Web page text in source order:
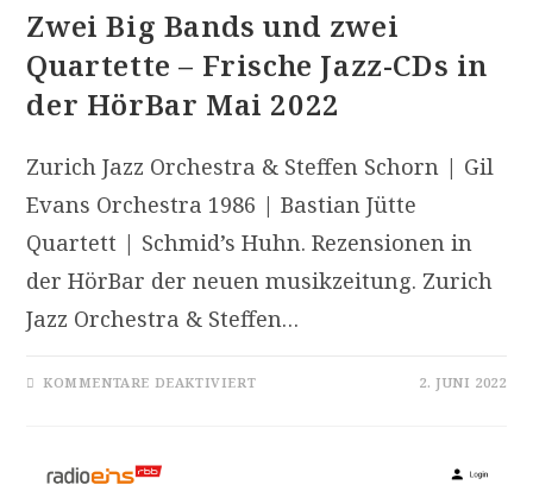
Zwei Big Bands und zwei
Quartette – Frische Jazz-CDs in
der HörBar Mai 2022
Zurich Jazz Orchestra & Steffen Schorn | Gil
Evans Orchestra 1986 | Bastian Jütte
Quartett | Schmid’s Huhn. Rezensionen in
der HörBar der neuen musikzeitung. Zurich
Jazz Orchestra & Steffen…
KOMMENTARE DEAKTIVIERTFÜR 2. JUNI 2022